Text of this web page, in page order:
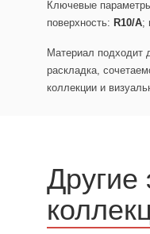
Ключевые
поверхность: R10/A;
Материал подходит
раскладка,
коллекции и
Другие